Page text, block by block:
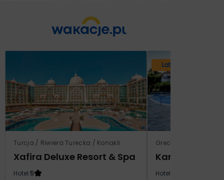
Turcja / Riwiera Turecka / Konakli
Xafira Deluxe Resort & Spa
Hotel:5
Lato 2026
Grecja / Samos /
Kampos
Hotel: